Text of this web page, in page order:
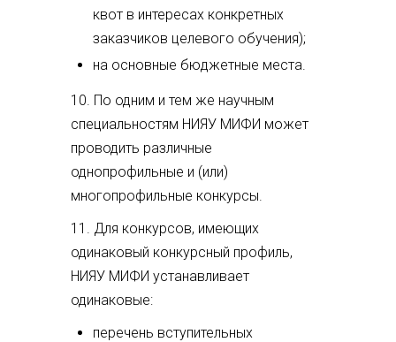
квот в интересах конкретных
заказчиков целевого обучения);
на основные бюджетные места.
10. По одним и тем же научным
специальностям НИЯУ МИФИ может
проводить различные
однопрофильные и (или)
многопрофильные конкурсы.
11. Для конкурсов, имеющих
одинаковый конкурсный профиль,
НИЯУ МИФИ устанавливает
одинаковые:
перечень вступительных